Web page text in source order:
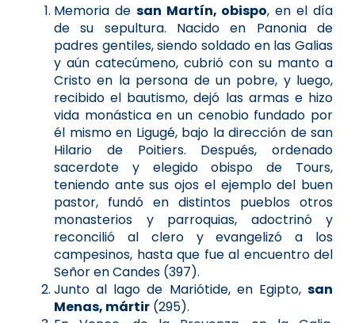
Memoria de san Martín, obispo, en el día
de su sepultura. Nacido en Panonia de
padres gentiles, siendo soldado en las Galias
y aún catecúmeno, cubrió con su manto a
Cristo en la persona de un pobre, y luego,
recibido el bautismo, dejó las armas e hizo
vida monástica en un cenobio fundado por
él mismo en Ligugé, bajo la dirección de san
Hilario de Poitiers. Después, ordenado
sacerdote y elegido obispo de Tours,
teniendo ante sus ojos el ejemplo del buen
pastor, fundó en distintos pueblos otros
monasterios y parroquias, adoctrinó y
reconcilió al clero y evangelizó a los
campesinos, hasta que fue al encuentro del
Señor en Candes (397).
Junto al lago de Mariótide, en Egipto, san
Menas, mártir (295).